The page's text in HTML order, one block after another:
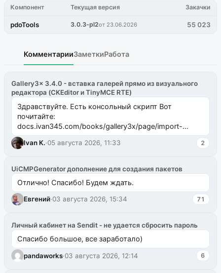
Компонент Текущая версия Закачки
pdoTools 3.0.3-pl2от 23.06.2026 55 023
КомментарииЗаметкиРабота
Gallery3x 3.4.0 - вставка галерей прямо из визуального
редактора (CKEditor и TinyMCE RTE)
Здравствуйте. Есть консольный скрипт Вот
почитайте:
docs.ivan345.com/books/gallery3x/page/import-
ms2galleryphp
Ivan K.·05 августа 2026, 11:33 2
UiCMPGenerator дополнение для создания пакетов
Отлично! Спасибо! Будем ждать.
Евгений·03 августа 2026, 15:34 71
Личный кабинет на Sendit - не удается сбросить пароль
Спасибо большое, все заработало)
pandaworks·03 августа 2026, 12:14 6